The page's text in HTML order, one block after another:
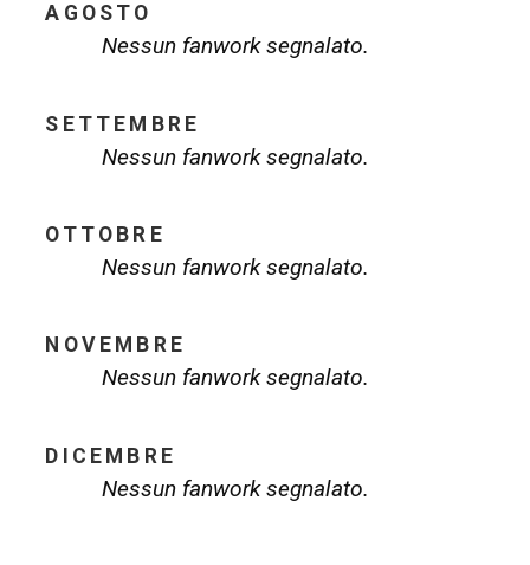
AGOSTO
Nessun fanwork segnalato.
SETTEMBRE
Nessun fanwork segnalato.
OTTOBRE
Nessun fanwork segnalato.
NOVEMBRE
Nessun fanwork segnalato.
DICEMBRE
Nessun fanwork segnalato.